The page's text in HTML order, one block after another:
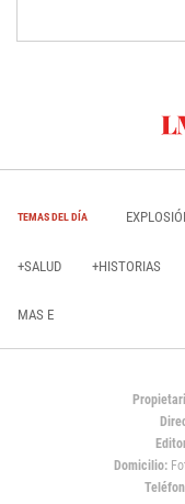
TEMAS DEL DÍA
+SALUD +HISTORIAS
MAS E
Domicilio: